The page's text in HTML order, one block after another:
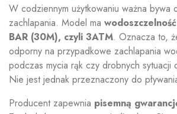
W codziennym użytkowaniu ważna bywa
zachlapania. Model ma
BAR (30M), czyli 3ATM. Oznacza to,
odporny na przypadkowe zachlapania
podczas mycia rąk czy drobnych sytuacji
Nie jest jednak przeznaczony do
Producent zapewnia pisemną